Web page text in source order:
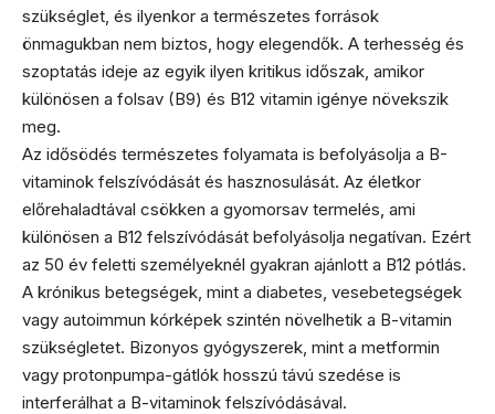
szükséglet, és ilyenkor a természetes források
önmagukban nem biztos, hogy elegendők. A terhesség és
szoptatás ideje az egyik ilyen kritikus időszak, amikor
különösen a folsav (B9) és B12 vitamin igénye növekszik
meg.
Az idősödés természetes folyamata is befolyásolja a B-
vitaminok felszívódását és hasznosulását. Az életkor
előrehaladtával csökken a gyomorsav termelés, ami
különösen a B12 felszívódását befolyásolja negatívan. Ezért
az 50 év feletti személyeknél gyakran ajánlott a B12 pótlás.
A krónikus betegségek, mint a diabetes, vesebetegségek
vagy autoimmun kórképek szintén növelhetik a B-vitamin
szükségletet. Bizonyos gyógyszerek, mint a metformin
vagy protonpumpa-gátlók hosszú távú szedése is
interferálhat a B-vitaminok felszívódásával.